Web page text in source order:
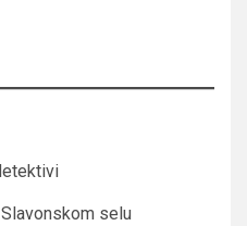
selu